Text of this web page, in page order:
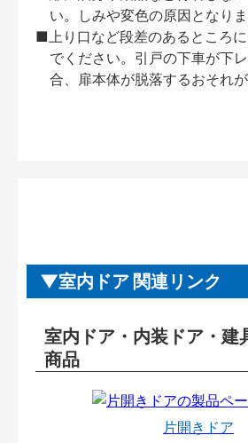
い。しみや変色の原因となりま
■上り口など段差のあるところ
でください。引戸の下車が下
合、扉本体が脱落するおそれが
室内ドア 関連リンク
室内ドア・内装ドア・建
商品
片開きドア